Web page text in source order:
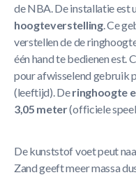
de NBA. De installatie est
hoogteverstelling. Ce
verstellen de de
één hand te bedienen est.
pour afwisselend gebruik
(leeftijd). Deringhoogte
3,05 meter(officiele
De kunststof voet peut
Zand geeft meer massa